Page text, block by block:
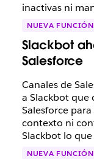
inactivas ni
NUEVA FUNCIÓN
Slackbot
Salesforce
Canales de
a Slackbot que
Salesforce
contexto ni
Slackbot lo que
NUEVA FUNCIÓN